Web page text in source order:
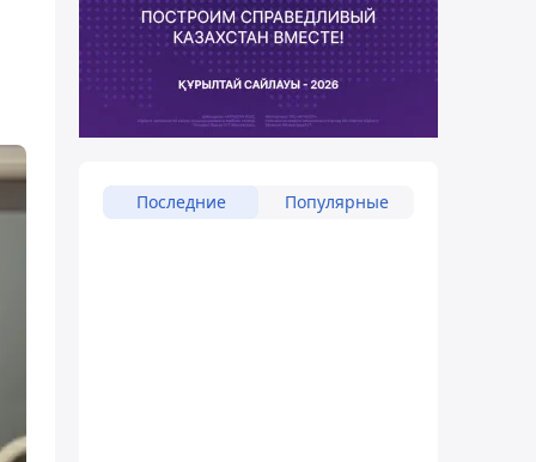
Последние Популярные